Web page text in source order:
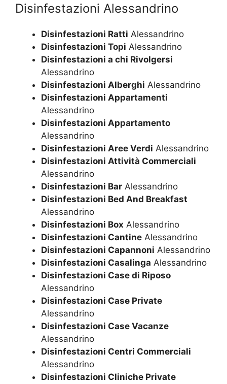
Disinfestazioni Alessandrino
Disinfestazioni Ratti Alessandrino
Disinfestazioni Topi Alessandrino
Disinfestazioni a chi Rivolgersi
Alessandrino
Disinfestazioni Alberghi Alessandrino
Disinfestazioni Appartamenti
Alessandrino
Disinfestazioni Appartamento
Alessandrino
Disinfestazioni Aree Verdi Alessandrino
Disinfestazioni Attività Commerciali
Alessandrino
Disinfestazioni Bar Alessandrino
Disinfestazioni Bed And Breakfast
Alessandrino
Disinfestazioni Box Alessandrino
Disinfestazioni Cantine Alessandrino
Disinfestazioni Capannoni Alessandrino
Disinfestazioni Casalinga Alessandrino
Disinfestazioni Case di Riposo
Alessandrino
Disinfestazioni Case Private
Alessandrino
Disinfestazioni Case Vacanze
Alessandrino
Disinfestazioni Centri Commerciali
Alessandrino
Disinfestazioni Cliniche Private